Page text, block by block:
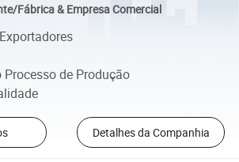
Fábrica & Empresa Comercial
de Produção
Detalhes da Companhia